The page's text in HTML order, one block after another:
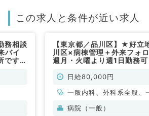
この求人と条件が近い求人
務相談
バイ
です
【東京都／品川区】★好立
川区×病棟管理＋外来フォ
週月・火曜より週1日勤務可
目不問（内科系・外科系／
日給80,000円
一般内科、外科系全般、
病院（一般）